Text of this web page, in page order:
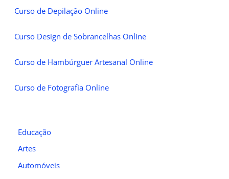
Curso de Depilação Online
Curso Design de Sobrancelhas Online
Curso de Hambúrguer Artesanal Online
Curso de Fotografia Online
Educação
Artes
Automóveis